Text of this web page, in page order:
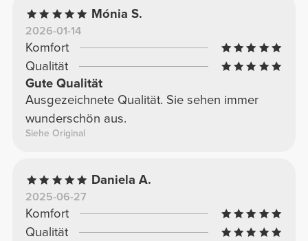
Mónia S.
2026-01-14
Komfort
Qualität
Gute Qualität
Ausgezeichnete Qualität. Sie sehen immer
wunderschön aus.
Siehe Original
Daniela A.
2025-06-27
Komfort
Qualität